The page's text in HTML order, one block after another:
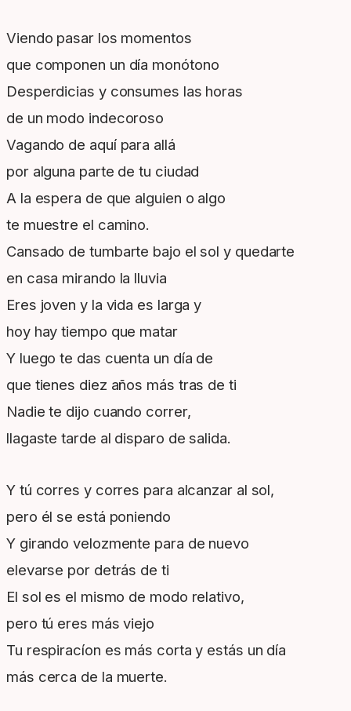
Viendo pasar los momentos
que componen un día monótono
Desperdicias y consumes las horas
de un modo indecoroso
Vagando de aquí para allá
por alguna parte de tu ciudad
A la espera de que alguien o algo
te muestre el camino.
Cansado de tumbarte bajo el sol y quedarte
en casa mirando la lluvia
Eres joven y la vida es larga y
hoy hay tiempo que matar
Y luego te das cuenta un día de
que tienes diez años más tras de ti
Nadie te dijo cuando correr,
llagaste tarde al disparo de salida.
Y tú corres y corres para alcanzar al sol,
pero él se está poniendo
Y girando velozmente para de nuevo
elevarse por detrás de ti
El sol es el mismo de modo relativo,
pero tú eres más viejo
Tu respiracíon es más corta y estás un día
más cerca de la muerte.